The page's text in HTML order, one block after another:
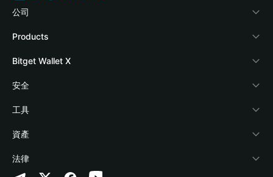
公司
關於 Bitget Wallet
部落格
學院
加密資訊
幫助中心
‌聯繫我們
Products
Crypto Card
Stablecoin Earn
Payfi Crypto
Crypto Swap API
Altcoin Season Index
Bitget Wallet X
開發者文件
連接錢包
Bitget Wallet Pay
合作上架
安全
風險保障基金
安全防護技術
工具
快捷買幣
授權檢測
資產
Arbitrum
法律